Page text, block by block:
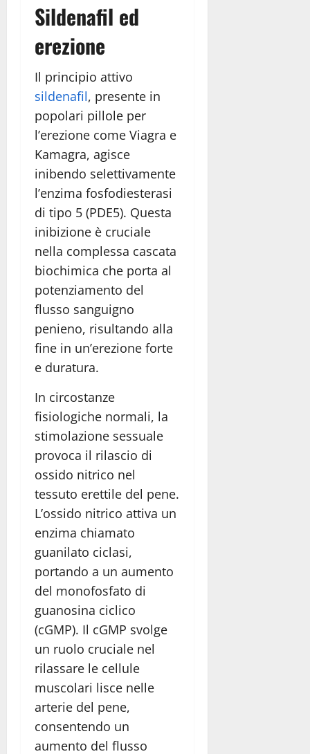
Sildenafil ed
erezione
Il principio attivo
sildenafil, presente in
popolari pillole per
l’erezione come Viagra e
Kamagra, agisce
inibendo selettivamente
l’enzima fosfodiesterasi
di tipo 5 (PDE5). Questa
inibizione è cruciale
nella complessa cascata
biochimica che porta al
potenziamento del
flusso sanguigno
penieno, risultando alla
fine in un’erezione forte
e duratura.
In circostanze
fisiologiche normali, la
stimolazione sessuale
provoca il rilascio di
ossido nitrico nel
tessuto erettile del pene.
L’ossido nitrico attiva un
enzima chiamato
guanilato ciclasi,
portando a un aumento
del monofosfato di
guanosina ciclico
(cGMP). Il cGMP svolge
un ruolo cruciale nel
rilassare le cellule
muscolari lisce nelle
arterie del pene,
consentendo un
aumento del flusso